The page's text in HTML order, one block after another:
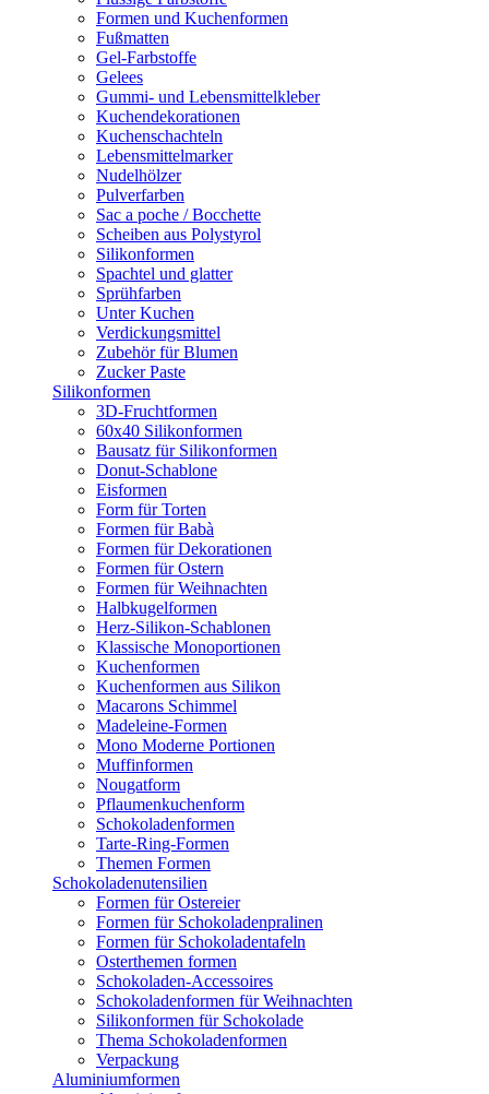
Formen und Kuchenformen
Fußmatten
Gel-Farbstoffe
Gelees
Gummi- und Lebensmittelkleber
Kuchendekorationen
Kuchenschachteln
Lebensmittelmarker
Nudelhölzer
Pulverfarben
Sac a poche / Bocchette
Scheiben aus Polystyrol
Silikonformen
Spachtel und glatter
Sprühfarben
Unter Kuchen
Verdickungsmittel
Zubehör für Blumen
Zucker Paste
Silikonformen
3D-Fruchtformen
60x40 Silikonformen
Bausatz für Silikonformen
Donut-Schablone
Eisformen
Form für Torten
Formen für Babà
Formen für Dekorationen
Formen für Ostern
Formen für Weihnachten
Halbkugelformen
Herz-Silikon-Schablonen
Klassische Monoportionen
Kuchenformen
Kuchenformen aus Silikon
Macarons Schimmel
Madeleine-Formen
Mono Moderne Portionen
Muffinformen
Nougatform
Pflaumenkuchenform
Schokoladenformen
Tarte-Ring-Formen
Themen Formen
Schokoladenutensilien
Formen für Ostereier
Formen für Schokoladenpralinen
Formen für Schokoladentafeln
Osterthemen formen
Schokoladen-Accessoires
Schokoladenformen für Weihnachten
Silikonformen für Schokolade
Thema Schokoladenformen
Verpackung
Aluminiumformen